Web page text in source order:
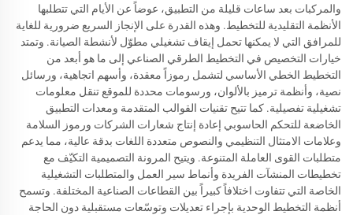
والمركبات بعد ساعات قليلة من التطبيق، عوضاً عن الأيام التي تتطلبها
الأنظمة التقليدية للتخطيط. وهذه القدرة على الإنجاز السريع ضرورية للغاية
للمرافق التي لا يمكنها تحمل إيقاف تشغيلي مطوّل لأنشطة الصيانة. وتمتد
خيارات التخصيص في التخطيط الطرقي الصناعي إلى ما هو أبعد من
التخطيط الخطي الأساسي لتشمل رموزاً معقدة، وأسهم اتجاهية، ورسائل
نصية، وأنظمة ترميز بالألوان، ورسومات محددة للموقع تنقل معلومات
تشغيلية تفصيلية. كما تتيح تقنيات القوالب المتقدمة ومعدات التطبيق
الخاضعة للتحكم الحاسوبي إعادة إنتاج شعارات الشركات ورموز السلامة
وعلامات الامتثال التنظيمي والنصوص متعددة اللغات بدقة عالية، مما يدعم
متطلبات القوى العاملة المتنوعة. ويتيح المرونة التصميمية التكيّف مع
تخطيطات المنشآت الفريدة وأنماط سير العمل والمتطلبات التشغيلية
الخاصة التي تتفاوت اختلافاً كبيراً بين القطاعات الصناعية المختلفة. وتسمح
أنظمة التخطيط الوحدية بإجراء تعديلات وتوسّعات مستقبلية دون الحاجة